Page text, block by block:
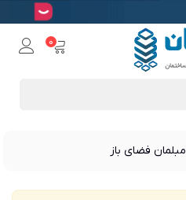
0
مبلمان فضای باز